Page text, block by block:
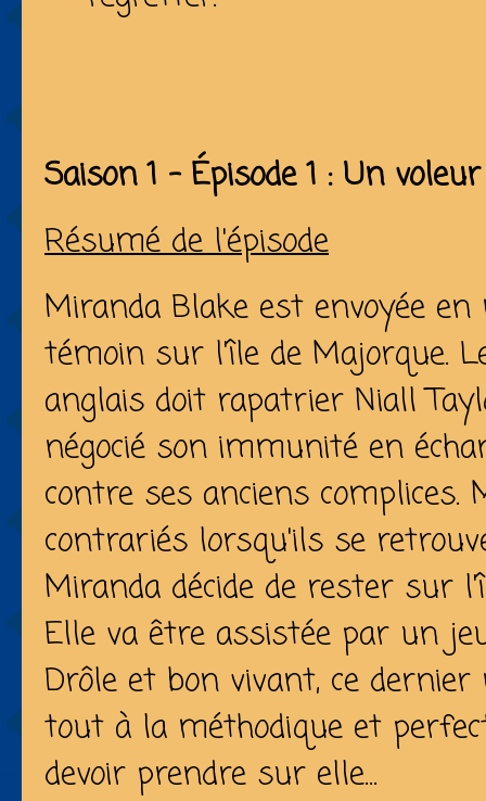
Saison 1 - Épisode 1 : Un
Résumé de l'épisode
Miranda Blake est envoyée
témoin sur l'île de Majorque.
anglais doit rapatrier Niall
négocié son immunité en
contre ses anciens
contrariés lorsqu'ils se
Miranda décide de rester sur
Elle va être assistée par un
Drôle et bon vivant, ce
tout à la méthodique et
devoir prendre sur elle...